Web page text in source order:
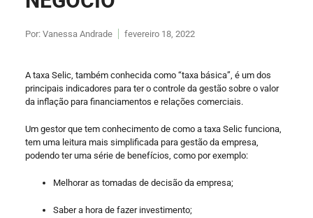
Por: Vanessa Andrade fevereiro 18, 2022
A taxa Selic, também conhecida como “taxa básica”, é um dos
principais indicadores para ter o controle da gestão sobre o valor
da inflação para financiamentos e relações comerciais.
Um gestor que tem conhecimento de como a taxa Selic funciona,
tem uma leitura mais simplificada para gestão da empresa,
podendo ter uma série de benefícios, como por exemplo:
Melhorar as tomadas de decisão da empresa;
Saber a hora de fazer investimento;